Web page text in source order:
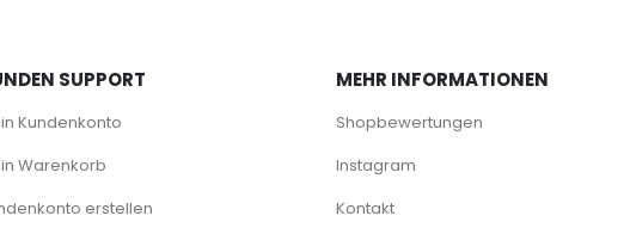
SUPPORT
Kundenkonto
Warenkorb
erstellen
MEHR INFORMATIONEN
Shopbewertungen
Instagram
Kontakt